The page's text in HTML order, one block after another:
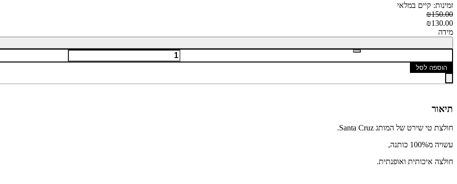
זמינות: קיים במלאי
₪150.00
₪130.00
מידה
הוספה לסל
תיאור
חולצת טי שירט של המותג Santa Cruz.
עשויה מ100% כותנה,
חולצה איכותית ואופנתית.